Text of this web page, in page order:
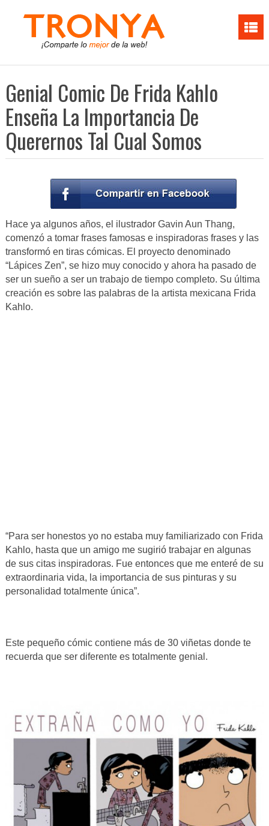
Genial Comic De Frida Kahlo
Enseña La Importancia De
Querernos Tal Cual Somos
Hace ya algunos años, el ilustrador Gavin Aun Thang,
comenzó a tomar frases famosas e inspiradoras frases y las
transformó en tiras cómicas. El proyecto denominado
“Lápices Zen”, se hizo muy conocido y ahora ha pasado de
ser un sueño a ser un trabajo de tiempo completo. Su última
creación es sobre las palabras de la artista mexicana Frida
Kahlo.
“Para ser honestos yo no estaba muy familiarizado con Frida
Kahlo, hasta que un amigo me sugirió trabajar en algunas
de sus citas inspiradoras. Fue entonces que me enteré de su
extraordinaria vida, la importancia de sus pinturas y su
personalidad totalmente única”.
Este pequeño cómic contiene más de 30 viñetas donde te
recuerda que ser diferente es totalmente genial.